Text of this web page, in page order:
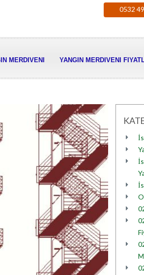
0532
MERDIVENI YANGIN MERDIVENI